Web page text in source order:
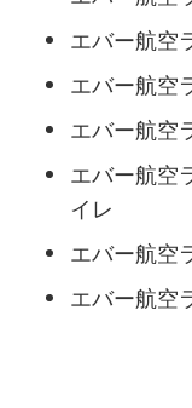
エバー航空
エバー航空
エバー航空
エバー航空
イレ
エバー航空
エバー航空